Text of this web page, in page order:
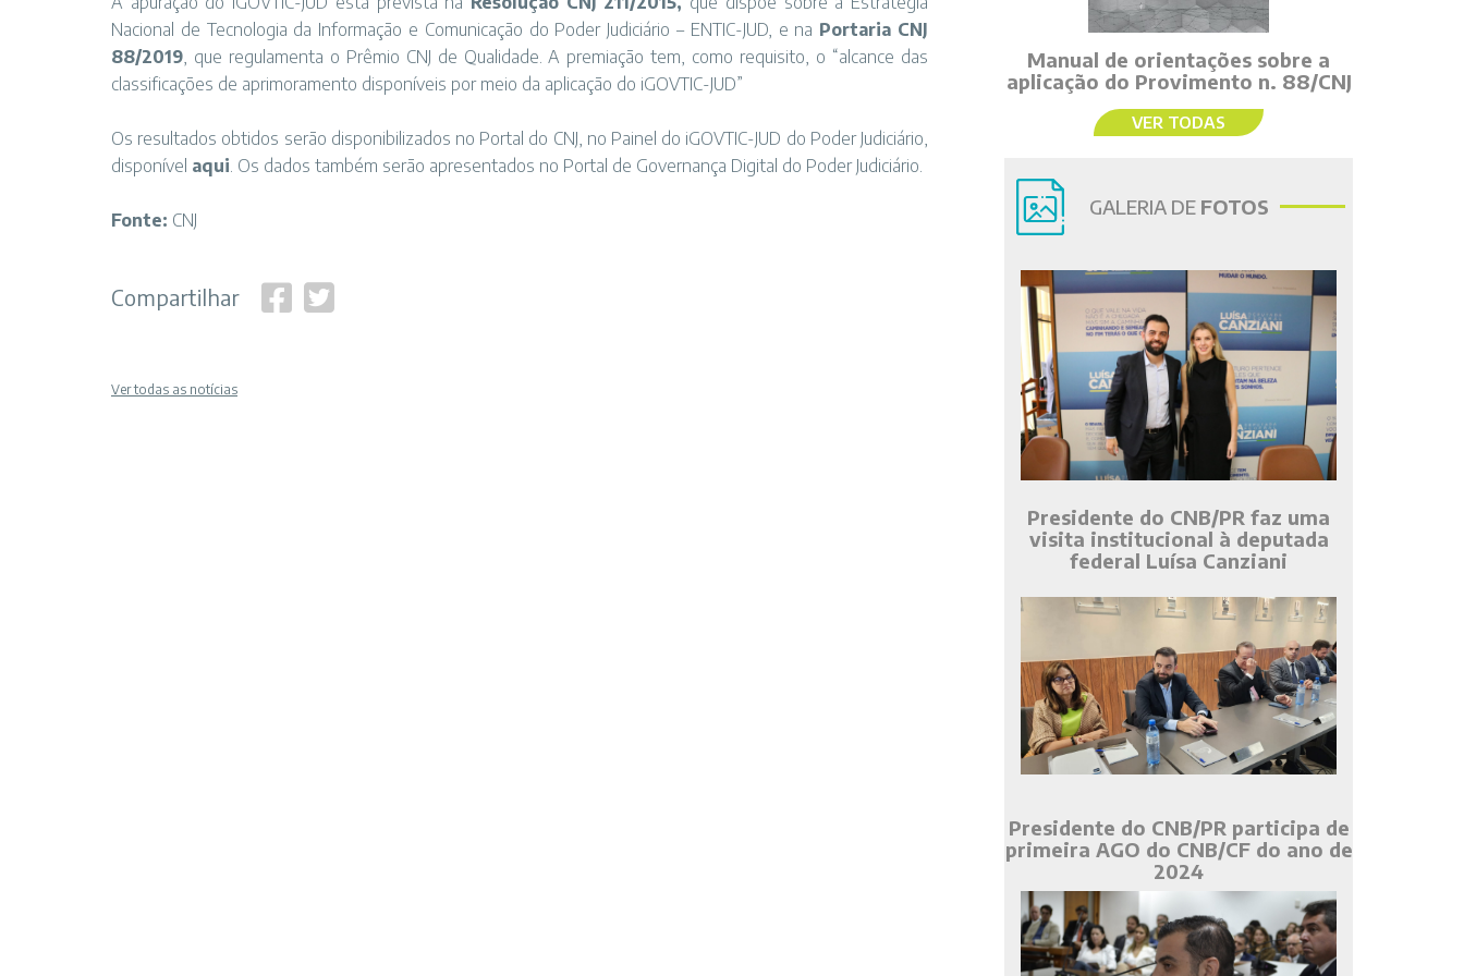
Nacional de Tecnologia da Informação e Comunicação do Poder Judiciário – ENTIC-JUD, e na Portaria CNJ
88/2019, que regulamenta o Prêmio CNJ de Qualidade. A premiação tem, como requisito, o “alcance das
classificações de aprimoramento disponíveis por meio da aplicação do iGOVTIC-JUD”
Os resultados obtidos serão disponibilizados no Portal do CNJ, no Painel do iGOVTIC-JUD do Poder Judiciário,
disponível aqui. Os dados também serão apresentados no Portal de Governança Digital do Poder Judiciário.
Fonte: CNJ
Compartilhar
Ver todas as notícias
Manual de orientações sobre a
aplicação do Provimento n. 88/CNJ
VER TODAS
GALERIA DE FOTOS
Presidente do CNB/PR faz uma
visita institucional à deputada
federal Luísa Canziani
Presidente do CNB/PR participa de
primeira AGO do CNB/CF do ano de
2024